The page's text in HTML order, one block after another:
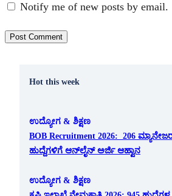
Notify me of new posts by email.
Hot this week
ಉದ್ಯೋಗ & ಶಿಕ್ಷಣ
BOB Recruitment 2026: 206
ಹುದ್ದೆಗಳಿಗೆ ಆನ್‌ಲೈನ್ ಅರ್ಜಿ ಆಹ್ವಾನ
ಉದ್ಯೋಗ & ಶಿಕ್ಷಣ